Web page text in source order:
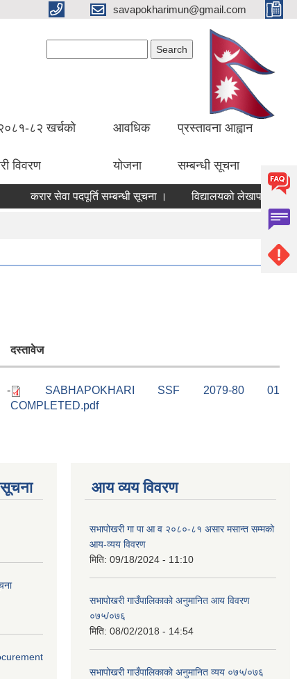
savapokharimun@gmail.com
८२ खर्चको
विवरण
आवधिक
योजना
प्रस्तावना आह्वान
सम्बन्धी सूचना
करार सेवा पदपूर्ति सम्बन्धी सूचना ।
दस्तावेज
-
SABHAPOKHARI SSF 2079-80 01
COMPLETED.pdf
आय व्यय विवरण
सभापोखरी गा पा आ व २०८०-८१ असार मसान्त सम्मको
आय-व्यय विवरण
मिति: 09/18/2024 - 11:10
सभापोखरी गाउँपालिकाको अनुमानित आय विवरण
०७५/०७६
मिति: 08/02/2018 - 14:54
सभापोखरी गाउँपालिकाको अनुमानित व्यय ०७५/०७६